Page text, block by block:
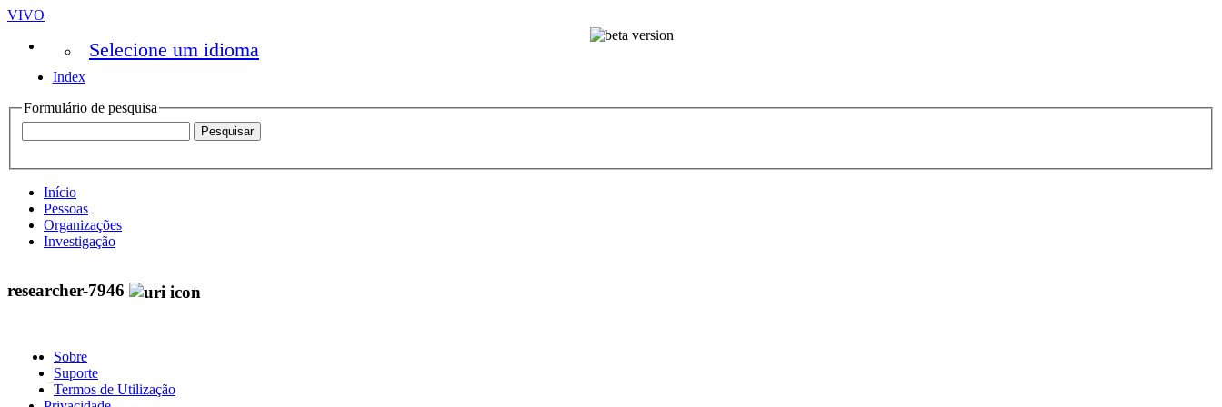
VIVO
Selecione um idioma
Index
Formulário de pesquisa
Início
Pessoas
Organizações
Investigação
researcher-7946
Sobre
Suporte
Termos de Utilização